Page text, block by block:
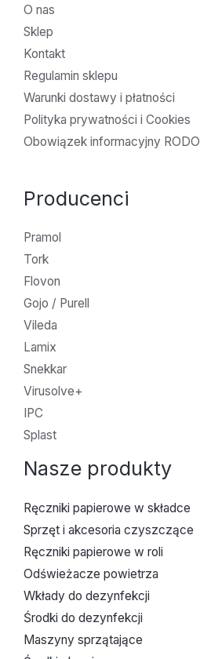
O nas
Sklep
Kontakt
Regulamin sklepu
Warunki dostawy i płatności
Polityka prywatności i Cookies
Obowiązek informacyjny RODO
Producenci
Pramol
Tork
Flovon
Gojo / Purell
Vileda
Lamix
Snekkar
Virusolve+
IPC
Splast
Nasze produkty
Ręczniki papierowe w składce
Sprzęt i akcesoria czyszczące
Ręczniki papierowe w roli
Odświeżacze powietrza
Wkłady do dezynfekcji
Środki do dezynfekcji
Maszyny sprzątające